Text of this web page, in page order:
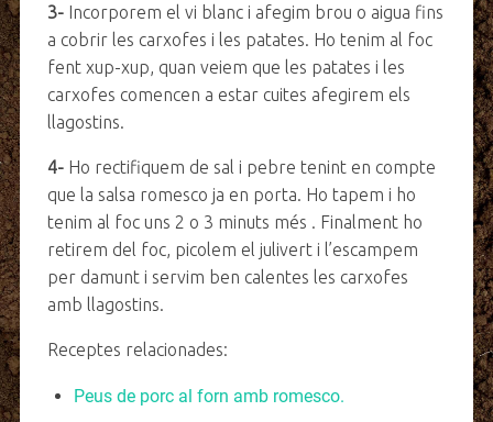
3-Incorporem el vi blanc i afegim brou o aigua fins
a cobrir les carxofes i les patates. Ho tenim al foc
fent xup-xup, quan veiem que les patates i les
carxofes comencen a estar cuites afegirem els
llagostins.
4- Ho rectifiquem de sal i pebre tenint en compte
que la salsa romesco ja en porta. Ho tapem i ho
tenim al foc uns 2 o 3 minuts més . Finalment ho
retirem del foc, picolem el julivert i l’escampem
per damunt i servim ben calentes les carxofes
amb llagostins.
Receptes relacionades:
Peus de porc al forn amb romesco.